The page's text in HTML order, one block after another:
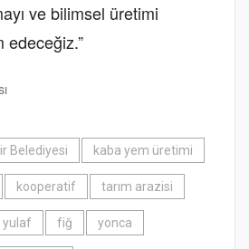
ve bilimsel üretimi
edeceğiz.”
Belediyesi kaba yem üretimi
kooperatif tarım arazisi
yulaf fiğ yonca